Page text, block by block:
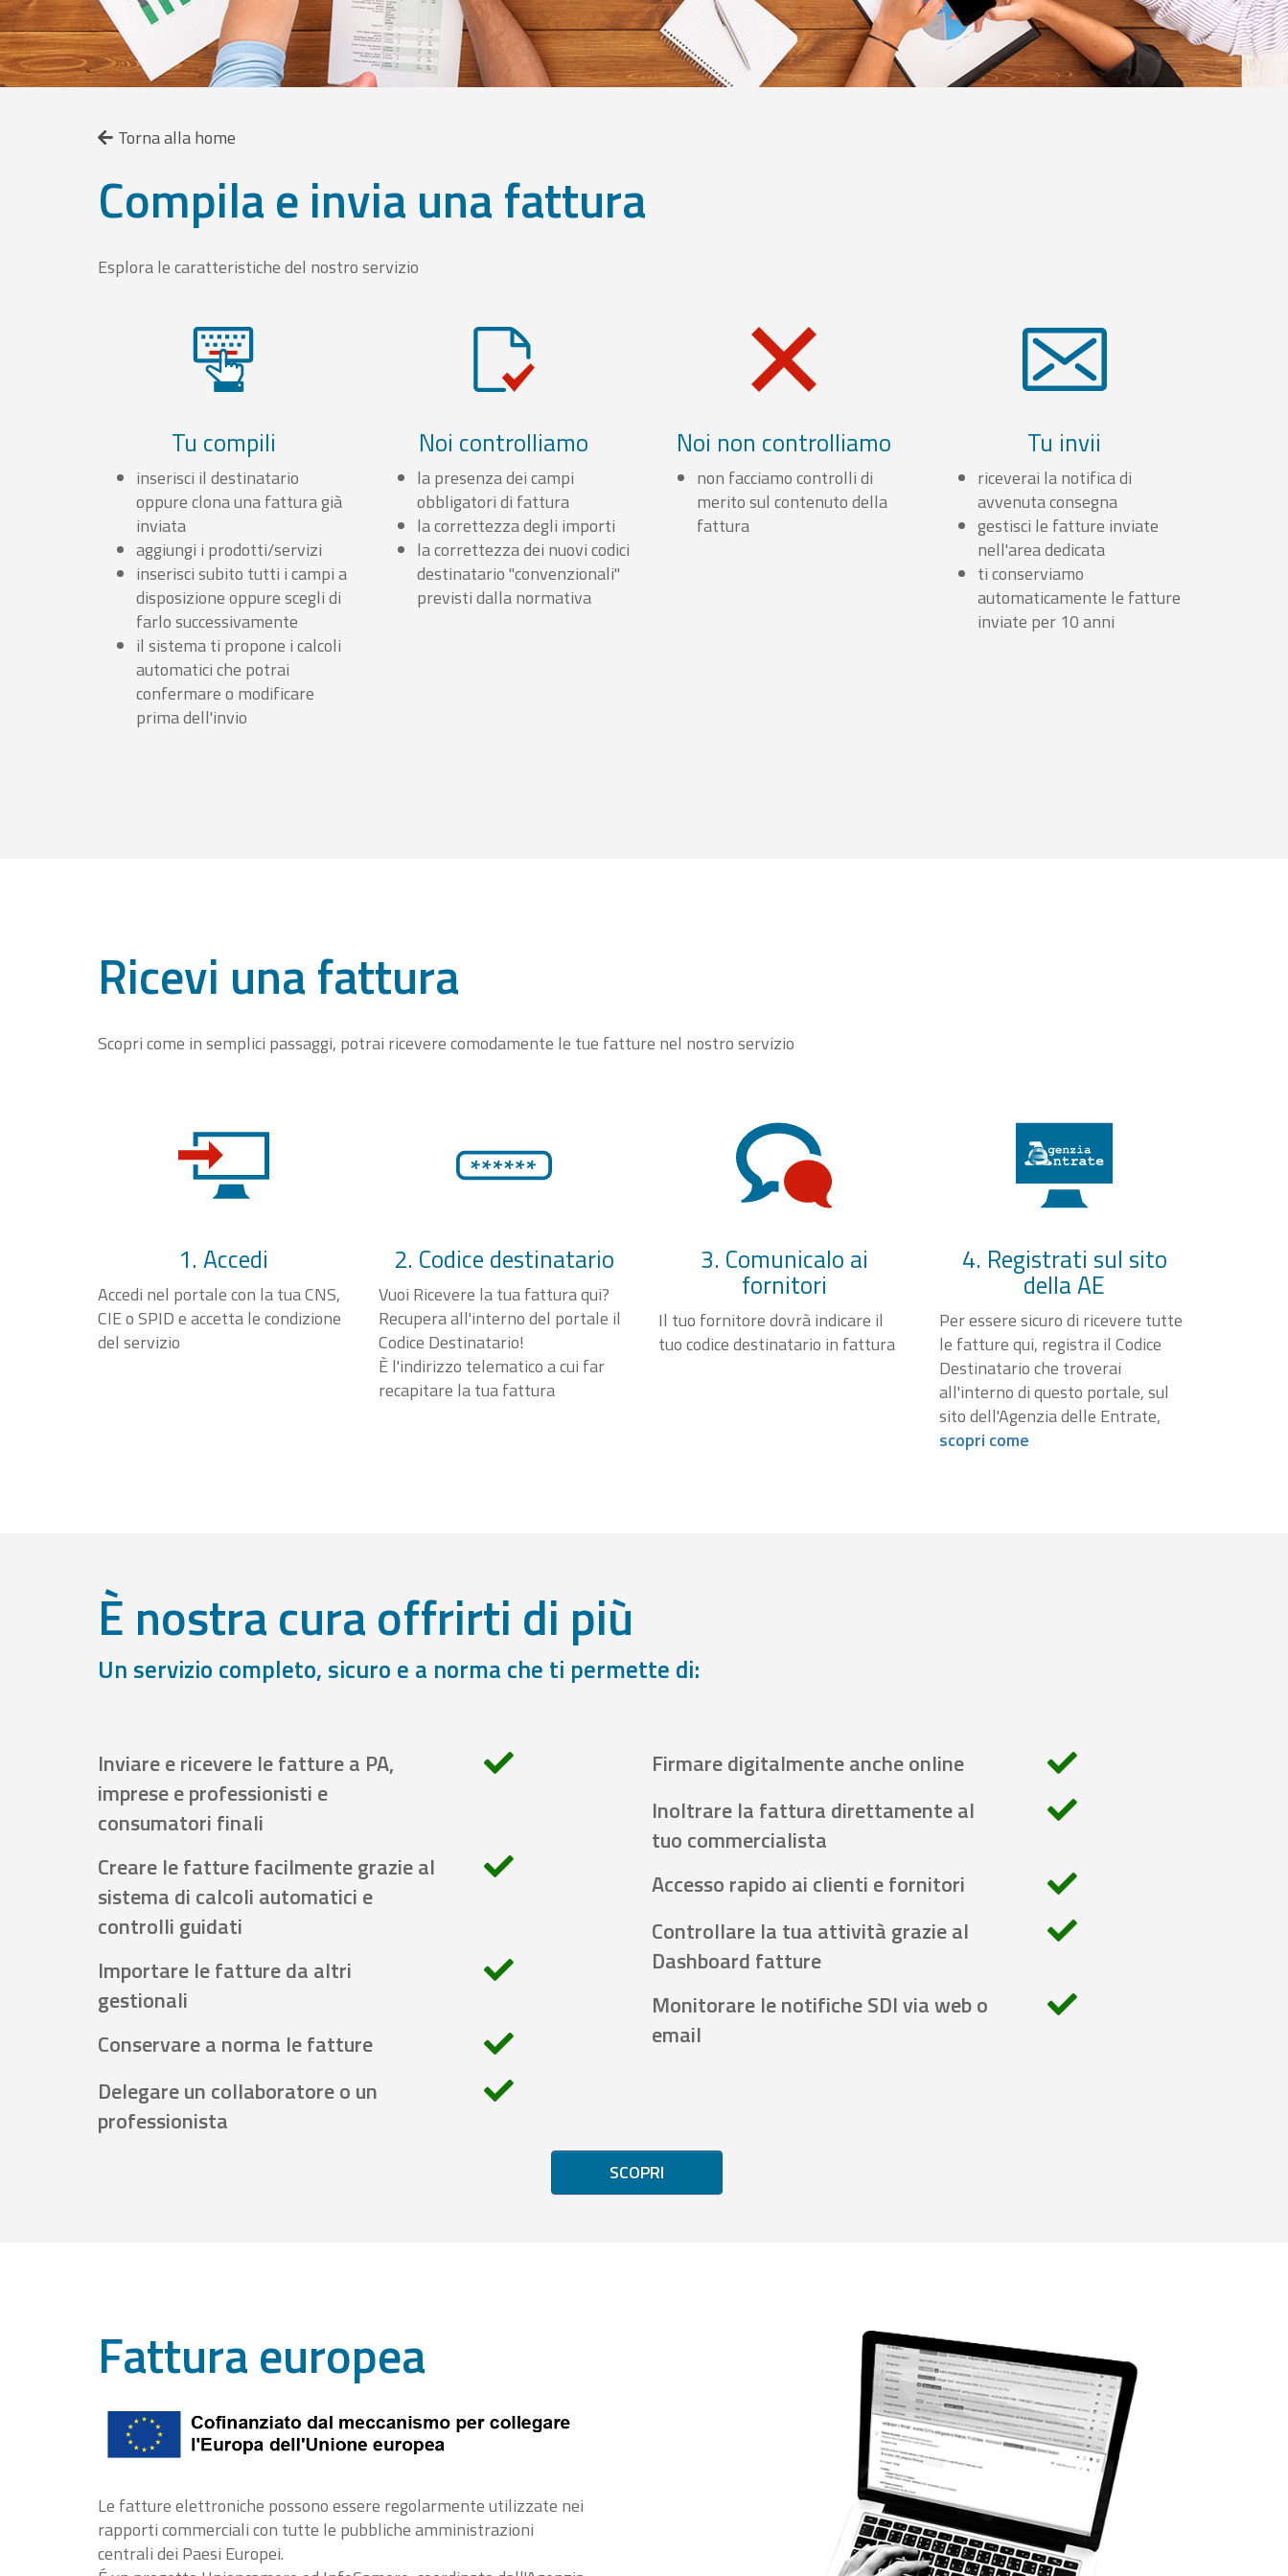
Torna alla home
Compila e invia una fattura
Esplora le caratteristiche del nostro servizio
Tu compili
inserisci il destinatario
oppure clona una fattura già
inviata
aggiungi i prodotti/servizi
inserisci subito tutti i campi a
disposizione oppure scegli di
farlo successivamente
il sistema ti propone i calcoli
automatici che potrai
confermare o modificare
prima dell'invio
Noi controlliamo
la presenza dei campi
obbligatori di fattura
la correttezza degli importi
la correttezza dei nuovi codici
destinatario "convenzionali"
previsti dalla normativa
Noi non controlliamo
non facciamo controlli di
merito sul contenuto della
fattura
Tu invii
riceverai la notifica di
avvenuta consegna
gestisci le fatture inviate
nell'area dedicata
ti conserviamo
automaticamente le fatture
inviate per 10 anni
Ricevi una fattura
Scopri come in semplici passaggi, potrai ricevere comodamente le tue fatture nel nostro servizio
1. Accedi
Accedi nel portale con la tua CNS,
CIE o SPID e accetta le condizione
del servizio
2. Codice destinatario
Vuoi Ricevere la tua fattura qui?
Recupera all'interno del portale il
Codice Destinatario!
È l'indirizzo telematico a cui far
recapitare la tua fattura
3. Comunicalo ai
fornitori
Il tuo fornitore dovrà indicare il
tuo codice destinatario in fattura
4. Registrati sul sito
della AE
Per essere sicuro di ricevere tutte
le fatture qui, registra il Codice
Destinatario che troverai
all'interno di questo portale, sul
sito dell'Agenzia delle Entrate,
scopri come
È nostra cura offrirti di più
Un servizio completo, sicuro e a norma che ti permette di:
Inviare e ricevere le fatture a PA,
imprese e professionisti e
consumatori finali
Creare le fatture facilmente grazie al
sistema di calcoli automatici e
controlli guidati
Importare le fatture da altri
gestionali
Conservare a norma le fatture
Delegare un collaboratore o un
professionista
Firmare digitalmente anche online
Inoltrare la fattura direttamente al
tuo commercialista
Accesso rapido ai clienti e fornitori
Controllare la tua attività grazie al
Dashboard fatture
Monitorare le notifiche SDI via web o
email
SCOPRI
Fattura europea
Le fatture elettroniche possono essere regolarmente utilizzate nei
rapporti commerciali con tutte le pubbliche amministrazioni
centrali dei Paesi Europei.